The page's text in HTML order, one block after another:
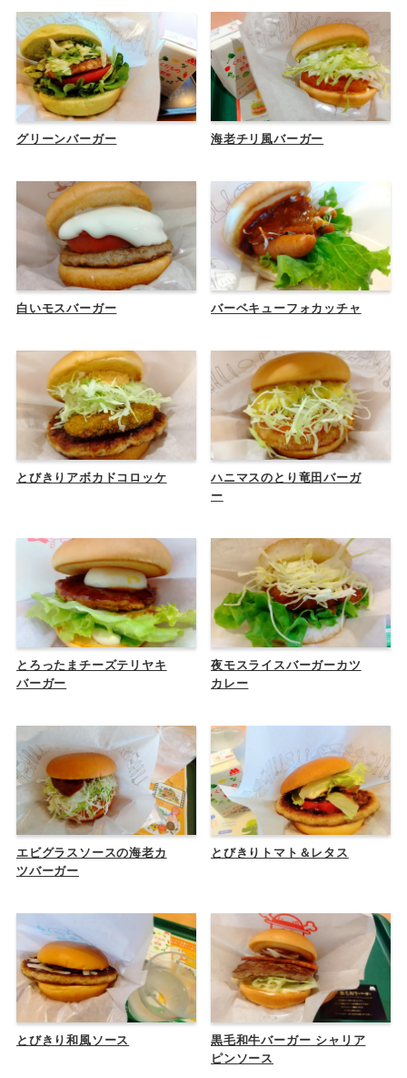
グリーンバーガー 海老チリ風バーガー
白いモスバーガー バーベキューフォカッチャ
とびきりアボカドコロッケ
ハニマスのとり竜田バーガ
ー
とろったまチーズテリヤキ
バーガー
夜モスライスバーガーカツ
カレー
エビグラスソースの海老カ
ツバーガー
とびきりトマト＆レタス
とびきり和風ソース
黒毛和牛バーガー シャリア
ピンソース